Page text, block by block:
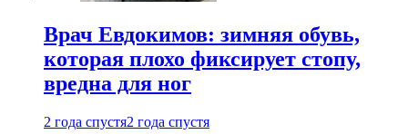
Врач Евдокимов: зимняя обувь,
которая плохо фиксирует стопу,
вредна для ног
2 года спустя2 года спустя